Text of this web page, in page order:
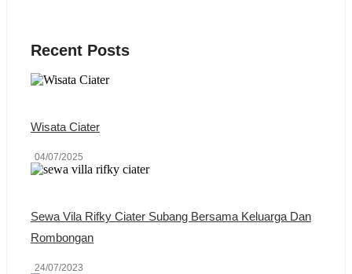
Recent Posts
Wisata Ciater
04/07/2025
Sewa Vila Rifky Ciater Subang Bersama Keluarga Dan
Rombongan
24/07/2023